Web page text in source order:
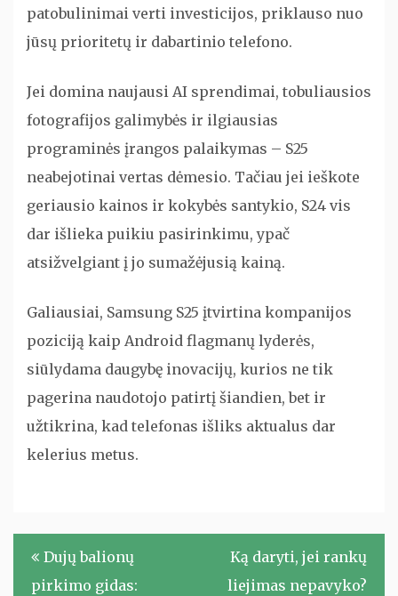
patobulinimai verti investicijos, priklauso nuo
jūsų prioritetų ir dabartinio telefono.
Jei domina naujausi AI sprendimai, tobuliausios
fotografijos galimybės ir ilgiausias
programinės įrangos palaikymas – S25
neabejotinai vertas dėmesio. Tačiau jei ieškote
geriausio kainos ir kokybės santykio, S24 vis
dar išlieka puikiu pasirinkimu, ypač
atsižvelgiant į jo sumažėjusią kainą.
Galiausiai, Samsung S25 įtvirtina kompanijos
poziciją kaip Android flagmanų lyderės,
siūlydama daugybę inovacijų, kurios ne tik
pagerina naudotojo patirtį šiandien, bet ir
užtikrina, kad telefonas išliks aktualus dar
kelerius metus.
Navigacija
tarp
Dujų balionų
pirkimo gidas:
Ką daryti, jei rankų
liejimas nepavyko?